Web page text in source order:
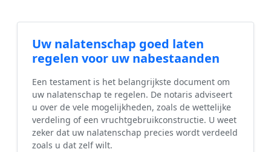
Uw nalatenschap goed laten
regelen voor uw nabestaanden
Een testament is het belangrijkste document om
uw nalatenschap te regelen. De notaris adviseert
u over de vele mogelijkheden, zoals de wettelijke
verdeling of een vruchtgebruikconstructie. U weet
zeker dat uw nalatenschap precies wordt verdeeld
zoals u dat zelf wilt.